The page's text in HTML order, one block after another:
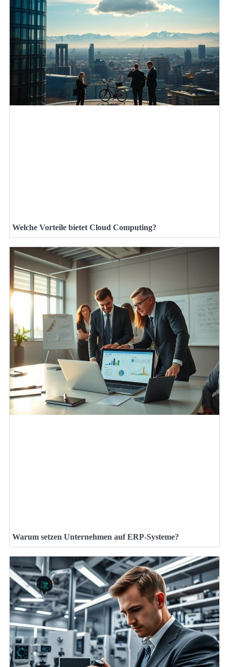
Welche Vorteile bietet Cloud Computing?
Warum setzen Unternehmen auf ERP-Systeme?